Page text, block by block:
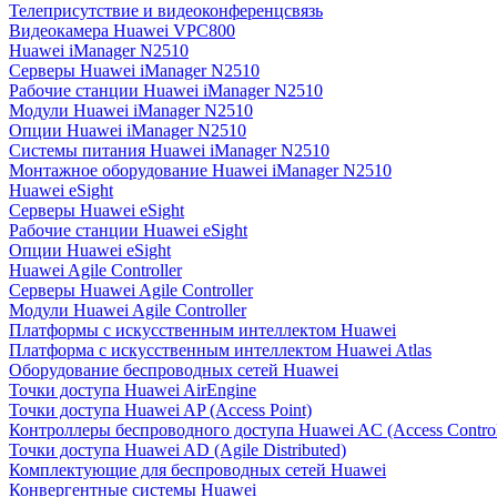
Телеприсутствие и видеоконференцсвязь
Видеокамера Huawei VPC800
Huawei iManager N2510
Серверы Huawei iManager N2510
Рабочие станции Huawei iManager N2510
Модули Huawei iManager N2510
Опции Huawei iManager N2510
Системы питания Huawei iManager N2510
Монтажное оборудование Huawei iManager N2510
Huawei eSight
Серверы Huawei eSight
Рабочие станции Huawei eSight
Опции Huawei eSight
Huawei Agile Controller
Серверы Huawei Agile Controller
Модули Huawei Agile Controller
Платформы с искусственным интеллектом Huawei
Платформа с искусственным интеллектом Huawei Atlas
Оборудование беспроводных сетей Huawei
Точки доступа Huawei AirEngine
Точки доступа Huawei AP (Access Point)
Контроллеры беспроводного доступа Huawei AC (Access
Точки доступа Huawei AD (Agile Distributed)
Комплектующие для беспроводных сетей Huawei
Конвергентные системы Huawei